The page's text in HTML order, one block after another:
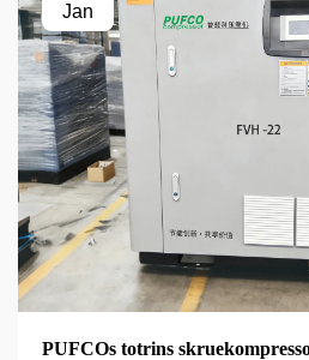
Jan
PUFCOs totrins